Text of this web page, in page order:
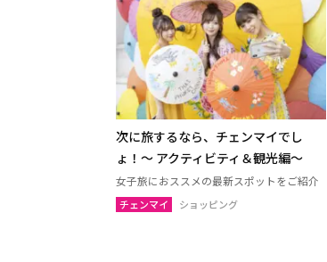
次に旅するなら、チェンマイでし
ょ！〜 アクティビティ＆観光編〜
女子旅におススメの最新スポットをご紹介
チェンマイ ショッピング